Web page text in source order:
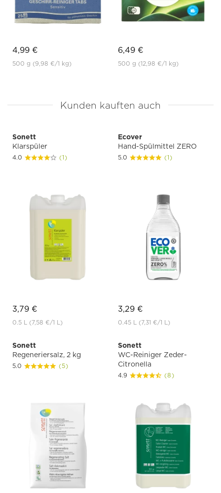
4,99 €
500 g (9,98 €/1 kg)
6,49 €
500 g (12,98 €/1 kg)
Kunden kauften auch
Sonett
Klarspüler
4.0 (1)
3,79 €
0.5 L (7,58 €/1 L)
Ecover
Hand-Spülmittel ZERO
5.0 (1)
3,29 €
0.45 L (7,31 €/1 L)
Sonett
Regeneriersalz, 2 kg
5.0 (5)
Sonett
WC-Reiniger Zeder-
Citronella
4.9 (8)